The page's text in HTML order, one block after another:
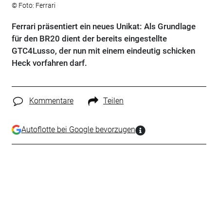
© Foto: Ferrari
Ferrari präsentiert ein neues Unikat: Als Grundlage
für den BR20 dient der bereits eingestellte
GTC4Lusso, der nun mit einem eindeutig schicken
Heck vorfahren darf.
Kommentare Teilen
Autoflotte bei Google bevorzugen